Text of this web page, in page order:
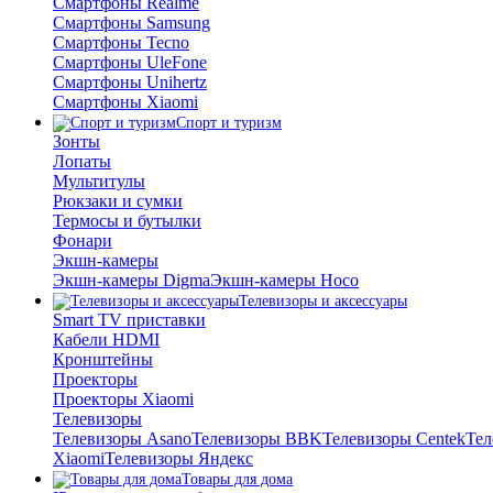
Смартфоны Samsung
Смартфоны Tecno
Смартфоны UleFone
Смартфоны Unihertz
Смартфоны Xiaomi
Спорт и туризм
Зонты
Лопаты
Мультитулы
Рюкзаки и сумки
Термосы и бутылки
Фонари
Экшн-камеры
Экшн-камеры DigmaЭкшн-камеры Hoco
Телевизоры и аксессуары
Smart TV приставки
Кабели HDMI
Кронштейны
Проекторы
Проекторы Xiaomi
Телевизоры
Телевизоры AsanoТелевизоры BBKТелевизоры Centek
XiaomiТелевизоры Яндекс
Товары для дома